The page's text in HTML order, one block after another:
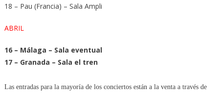
18 – Pau (Francia) – Sala Ampli
ABRIL
16 – Málaga – Sala eventual
17 – Granada – Sala el tren
Las entradas para la mayoría de los conciertos están a la venta a través de